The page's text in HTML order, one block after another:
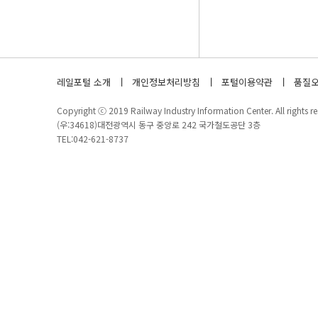
레일포털 소개 개인정보처리방침 포털이용약관 품질
Copyright ⓒ 2019 Railway Industry Information Center. All rights
(우:34618)대전광역시 동구 중앙로 242 국가철도공단 3층
TEL:042-621-8737